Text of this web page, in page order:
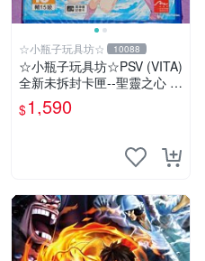
☆小瓶子玩具坊☆ 10088
☆小瓶子玩具坊☆PSV (VITA)
全新未拆封卡匣--聖靈之心 3
LOVE MAX
$1,590